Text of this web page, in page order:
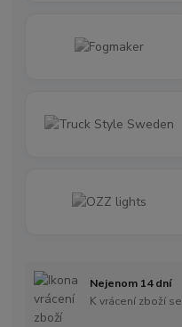
Nejenom 14 dní
K vrácení zboží